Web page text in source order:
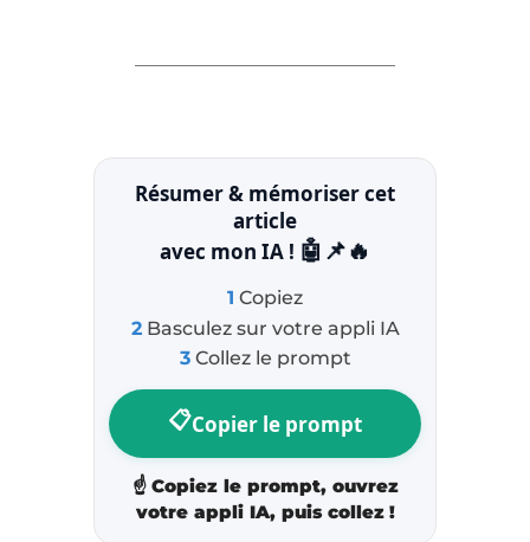
Résumer & mémoriser cet
article
avec mon IA ! 🤖📌🔥
1 Copiez
2 Basculez sur votre appli IA
3 Collez le prompt
📋Copier le prompt
☝️ Copiez le prompt, ouvrez
votre appli IA, puis collez !